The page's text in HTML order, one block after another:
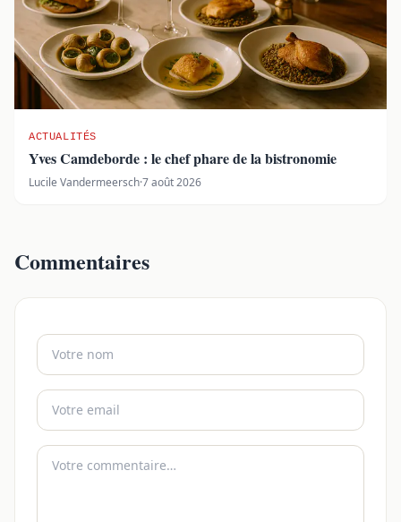
ACTUALITÉS
Yves Camdeborde : le chef phare de la bistronomie
Lucile Vandermeersch·7 août 2026
Commentaires